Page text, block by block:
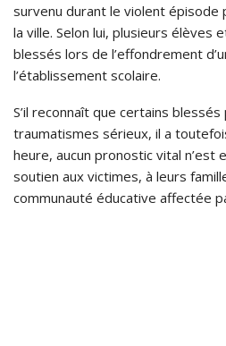
survenu durant le violent épisode
la ville. Selon lui, plusieurs élèves
blessés lors de l’effondrement
l’établissement scolaire.
S’il reconnaît que certains
traumatismes sérieux, il a
heure, aucun pronostic vital n’est
soutien aux victimes, à leurs
communauté éducative affectée